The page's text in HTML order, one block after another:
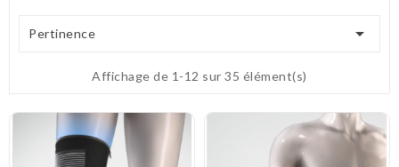
Pertinence 
Affichage de 1-12 sur 35 élément(s)